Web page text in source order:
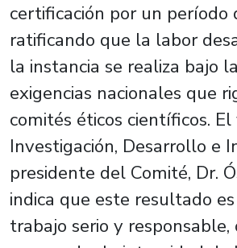
certificación por un período
ratificando que la labor
la instancia se realiza bajo
exigencias nacionales que
comités éticos científicos.
Investigación, Desarrollo e
presidente del Comité, Dr.
indica que este resultado
trabajo serio y